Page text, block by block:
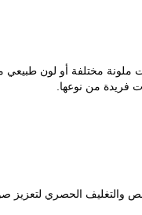
ملونة مختلفة أو لون طبيعي
فريدة من نوعها.
والتغليف الحصري لتعزيز